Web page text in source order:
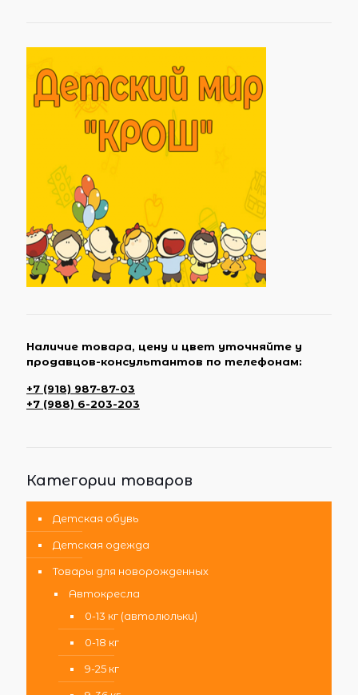
Наличие товара, цену и цвет уточняйте у
продавцов-консультантов по телефонам:
+7 (918) 987-87-03
+7 (988) 6-203-203
Категории товаров
Детская обувь
Детская одежда
Товары для новорожденных
Автокресла
0-13 кг (автолюльки)
0-18 кг
9-25 кг